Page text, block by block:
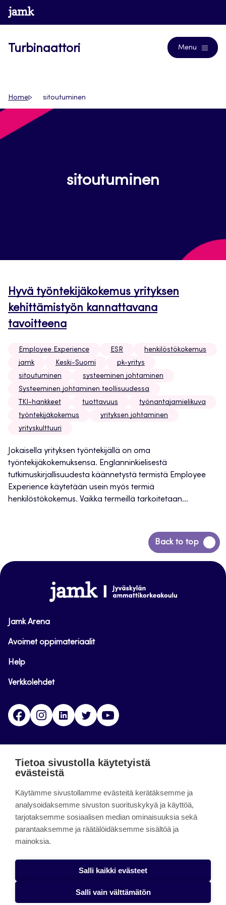
Siirry
suoraan
www.jamk.fi
Turbinaattori Menu
Home sitoutuminen
sitoutuminen
Hyvä työntekijäkokemus yrityksen
kehittämistyön kannattavana
tavoitteena
Employee Experience ESR
henkilöstökokemus
jamk
Keski-Suomi
pk-yritys
sitoutuminen
systeeminen johtaminen
Systeeminen johtaminen teollisuudessa
TKI-hankkeet
tuottavuus
työnantajamielikuva
työntekijäkokemus
yrityksen johtaminen
yrityskulttuuri
Jokaisella yrityksen työntekijällä on oma
työntekijäkokemuksensa. Englanninkielisestä
tutkimuskirjallisuudesta käännetystä termistä Employee
Experience käytetään usein myös termiä
henkilöstökokemus. Vaikka termeillä tarkoitetaan...
Back to top
Siirry
takaisin
www.jamk.fi
Jamk Arena
Avoimet oppimateriaalit
Help
Verkkolehdet
FacebookInstagramLinkedinTwitter
päättynyt 11.9.2023.
About the site
Käyttöehdot
Saavutettavuusseloste
Alasottoilmoitus
Tietoa sivustolla käytetyistä
evästeistä
Käytämme sivustollamme evästeitä kerätäksemme ja
analysoidaksemme sivuston suorituskykyä ja käyttöä,
tarjotaksemme sosiaalisen median ominaisuuksia sekä
parantaaksemme ja räätälöidäksemme sisältöä ja
mainoksia.
Salli kaikki evästeet
Salli vain välttämätön